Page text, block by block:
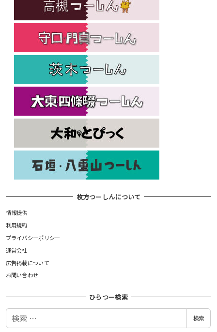
枚方つーしんについて
情報提供
利用規約
プライバシーポリシー
運営会社
広告掲載について
お問い合わせ
ひらつー検索
検
検索